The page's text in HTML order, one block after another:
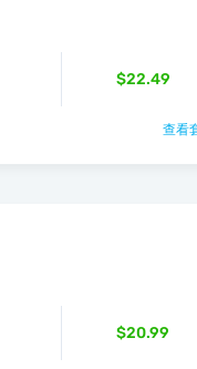
$22.49
查看
$20.99